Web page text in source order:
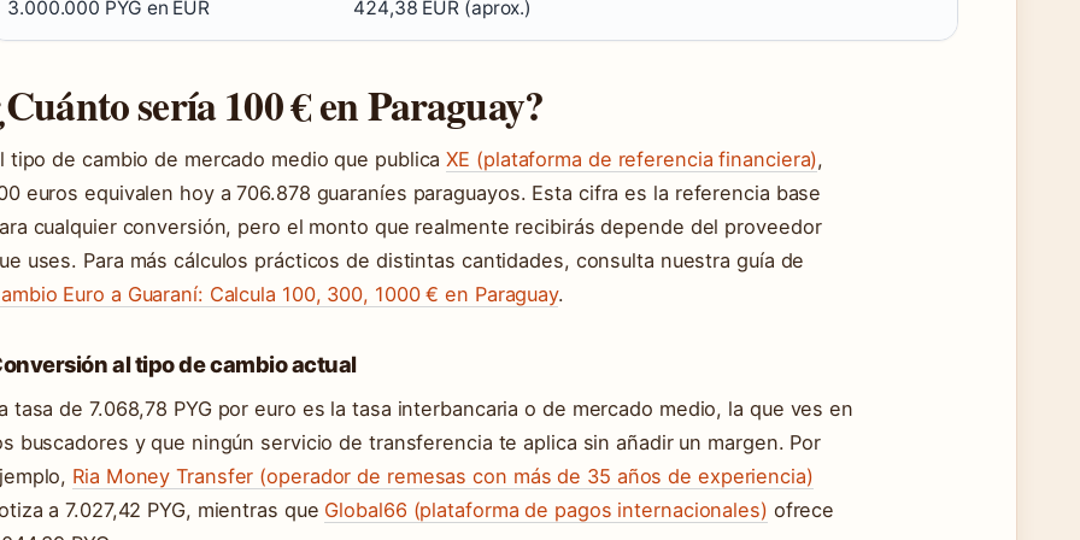
3.000.000 PYG en EUR 424,38 EUR (aprox.)
sería 100 € en Paraguay?
tipo de cambio de mercado medio que publicaXE (plataforma de referencia financiera),
euros equivalen hoy a 706.878 guaraníes paraguayos. Esta cifra es la referencia base
cualquier conversión, pero el monto que realmente recibirás depende del proveedor
uses. Para más cálculos prácticos de distintas cantidades, consulta nuestra guía de
Euro a Guaraní: Calcula 100, 300, 1000 € en Paraguay.
al tipo de cambio actual
tasa de 7.068,78 PYG por euro es la tasa interbancaria o de mercado medio, la que ves en
buscadores y que ningún servicio de transferencia te aplica sin añadir un margen. Por
Ria Money Transfer (operador de remesas con más de 35 años de experiencia)
a 7.027,42 PYG, mientras que Global66 (plataforma de pagos internacionales) ofrece